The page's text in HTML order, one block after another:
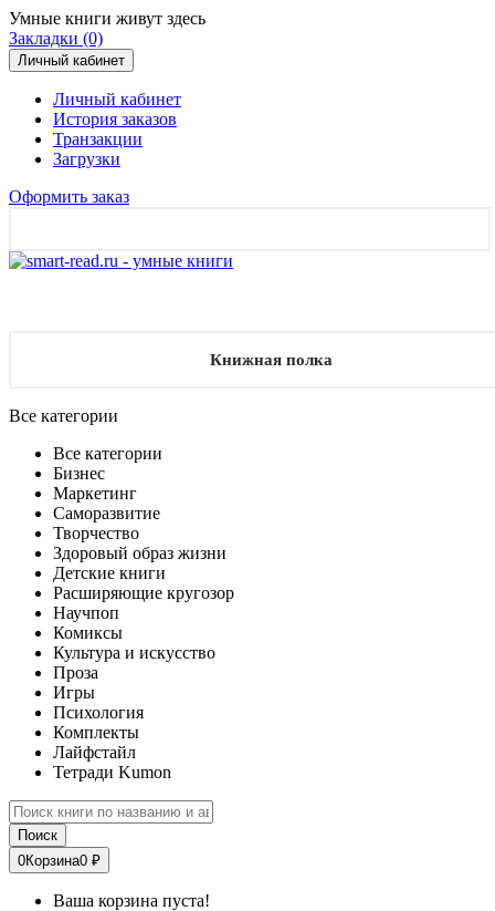
Умные книги живут здесь
Закладки (0)
Личный кабинет
Личный кабинет
История заказов
Транзакции
Загрузки
Оформить заказ
Книжная полка
Все категории
Все категории
Бизнес
Маркетинг
Саморазвитие
Творчество
Здоровый образ жизни
Детские книги
Расширяющие кругозор
Научпоп
Комиксы
Культура и искусство
Проза
Игры
Психология
Комплекты
Лайфстайл
Тетради Kumon
Поиск
0Корзина0 ₽
Ваша корзина пуста!